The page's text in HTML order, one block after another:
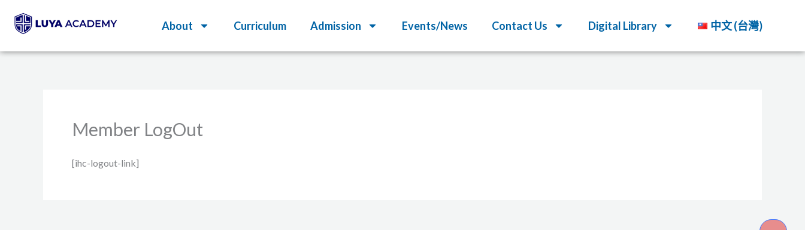
About Curriculum Admission Events/News Contact Us Digital Library 中文 (台灣)
Member LogOut
[ihc-logout-link]